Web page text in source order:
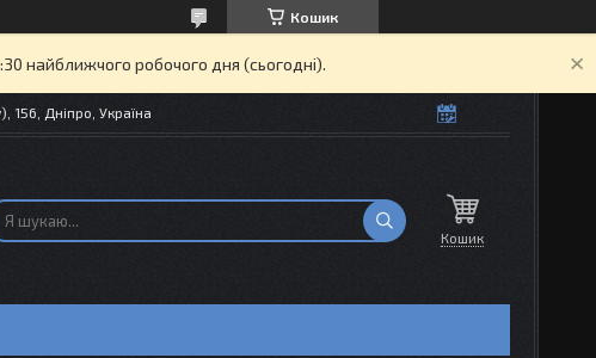
Кошик
найближчого робочого дня (сьогодні).
156, Дніпро, Україна
Кошик